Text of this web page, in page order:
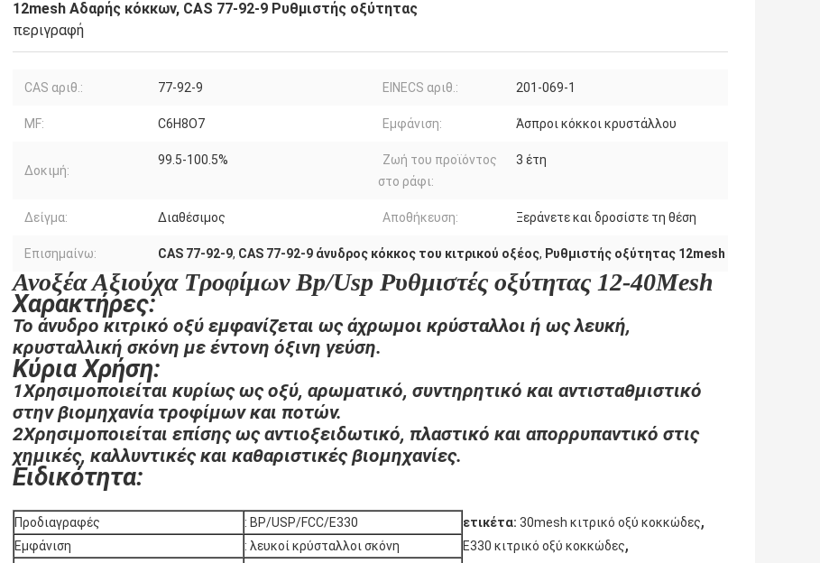
12mesh Αδαρής κόκκων, CAS 77-92-9 Ρυθμιστής οξύτητας
περιγραφή
CAS αριθ.: 77-92-9 EINECS αριθ.: 201-069-1
MF: C6H8O7 Εμφάνιση: Άσπροι κόκκοι κρυστάλλου
Δοκιμή:
99.5-100.5%
Ζωή του προϊόντος
στο ράφι:
3 έτη
Δείγμα: Διαθέσιμος Αποθήκευση: Ξεράνετε και δροσίστε τη θέση
Επισημαίνω: CAS 77-92-9, CAS 77-92-9 άνυδρος κόκκος του κιτρικού οξέος, Ρυθμιστής οξύτητας 12mesh
Ανοξέα Αξιούχα Τροφίμων Βp/Usp Ρυθμιστές οξύτητας 12-40Mesh
Χαρακτήρες:
Το άνυδρο κιτρικό οξύ εμφανίζεται ως άχρωμοι κρύσταλλοι ή ως λευκή,
κρυσταλλική σκόνη με έντονη όξινη γεύση.
Κύρια Χρήση:
1Χρησιμοποιείται κυρίως ως οξύ, αρωματικό, συντηρητικό και αντισταθμιστικό
στην βιομηχανία τροφίμων και ποτών.
2Χρησιμοποιείται επίσης ως αντιοξειδωτικό, πλαστικό και απορρυπαντικό στις
χημικές, καλλυντικές και καθαριστικές βιομηχανίες.
Ειδικότητα:
Προδιαγραφές
: BP/USP/FCC/E330
Εμφάνιση
: λευκοί κρύσταλλοι σκόνη
ετικέτα: 30mesh κιτρικό οξύ κοκκώδες,
E330 κιτρικό οξύ κοκκώδες,